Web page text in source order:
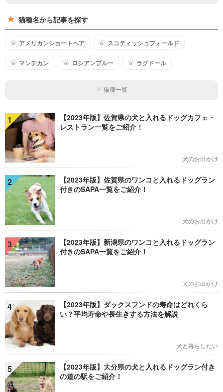
猫種名から記事を探す
アメリカンショートヘア スコティッシュフォールド
マンチカン ロシアンブルー ラグドール
猫種一覧
1
【2023年版】佐賀県の犬と入れるドッグカフェ・
レストラン一覧をご紹介！
犬のお出かけ
2
【2023年版】佐賀県のワンコと入れるドッグラン
付きのSAPA一覧をご紹介！
犬のお出かけ
3
【2023年版】新潟県のワンコと入れるドッグラン
付きのSAPA一覧をご紹介！
犬のお出かけ
4
【2023年版】ダックスフンドの寿命はどれくら
い？平均寿命や長生きする方法を解説
犬と暮らしたい
5
【2023年版】大分県の犬と入れるドッグラン付き
の道の駅をご紹介！